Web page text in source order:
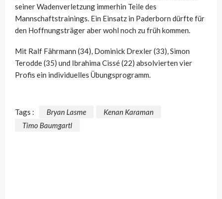
seiner Wadenverletzung immerhin Teile des
Mannschaftstrainings. Ein Einsatz in Paderborn dürfte für
den Hoffnungsträger aber wohl noch zu früh kommen.
Mit Ralf Fährmann (34), Dominick Drexler (33), Simon
Terodde (35) und Ibrahima Cissé (22) absolvierten vier
Profis ein individuelles Übungsprogramm.
Tags : Bryan Lasme
Kenan Karaman
Timo Baumgartl